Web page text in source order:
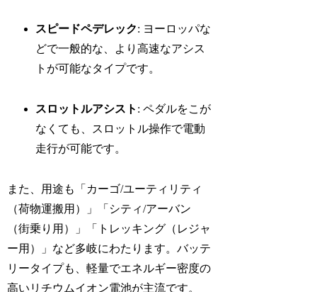
スピードペデレック: ヨーロッパな
どで一般的な、より高速なアシス
トが可能なタイプです。
スロットルアシスト : ペダルをこが
なくても、スロットル操作で電動
走行が可能です。
また、用途も「カーゴ/ユーティリティ
（荷物運搬用）」「シティ/アーバン
（街乗り用）」「トレッキング（レジャ
ー用）」など多岐にわたります。バッテ
リータイプも、軽量でエネルギー密度の
高いリチウムイオン電池が主流です。